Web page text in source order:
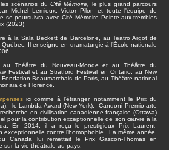
scénarios du Cité Mémoire, le plus grand parcours
Michel Lemieux, Victor Pilon et toute l'équipe de
se poursuivra avec Cité Mémoire Pointe-aux-trembles
(2023)
à la Sala Beckett de Barcelone, au Teatro Argot de
Il enseigne en dramaturgie à l’École nationale
Théâtre du Nouveau-Monde et au Théâtre du
Festival et au Stratford Festival en Ontario, au New
Fondation Beaumarchais de Paris, au Théâtre national
de Florence.
ici comme à l’étranger, notamment le Prix du
le Lambda Award (New-York), Candoni Premio arte
en civilisation canadienne-française (Ottawa)
pour la contribution exceptionnelle de son œuvre à la
En 2014, il a reçu le prestigieux Prix Laurent-
exceptionnelle contre l’homophobie. La même année,
Canada lui remettait le Prix Gascon-Thomas en
sur la vie théâtrale au pays.